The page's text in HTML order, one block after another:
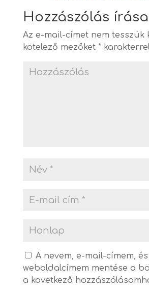
Hozzászólás írása
Az e-mail-címet nem tesszük
kötelező mezőket *
A nevem, e-mail-címem, és
weboldalcímem mentése a
a következő